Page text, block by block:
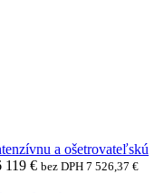
a ošetrovateľskú
119 € bez DPH 7 526,37 €